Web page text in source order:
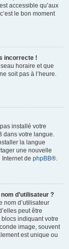
accessible qu’aux
le bon moment
incorrecte !
horaire et que
soit pas à l’heure.
installé votre
dans votre langue.
la langue
une nouvelle
Internet de phpBB®.
d’utilisateur ?
nom d’utilisateur
peut être
indiquant votre
image, souvent
est unique ou